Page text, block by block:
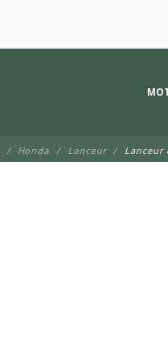
Honda Lanceur Lanceur